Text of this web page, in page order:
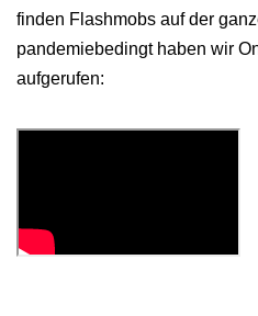
finden Flashmobs auf der
pandemiebedingt haben wir
aufgerufen: